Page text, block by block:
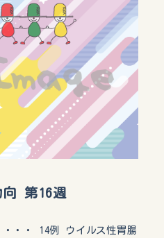
向 第16週
・・・ 14例 ウイルス性胃腸